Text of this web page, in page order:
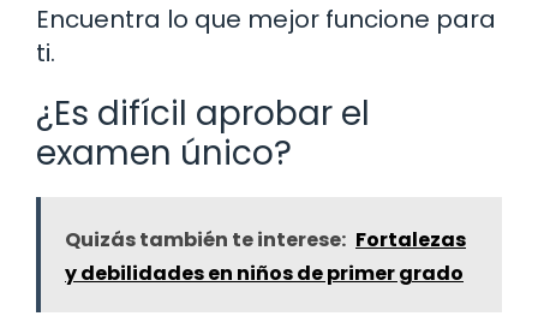
Encuentra lo que mejor funcione para
ti.
¿Es difícil aprobar el
examen único?
Quizás también te interese: Fortalezas
y debilidades en niños de primer grado